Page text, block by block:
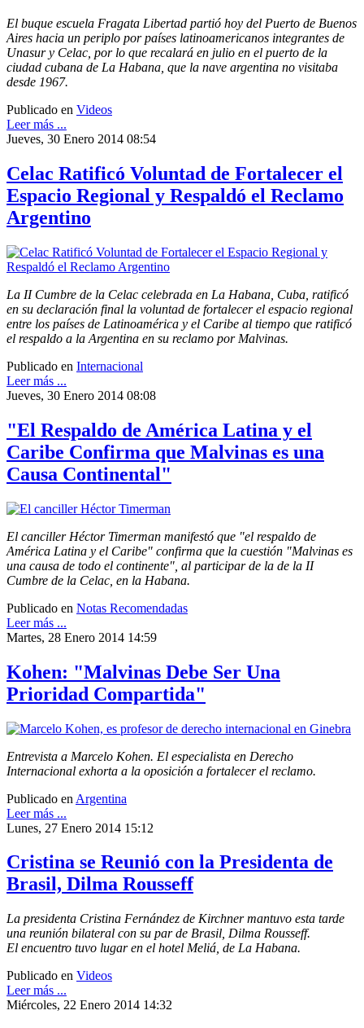
El buque escuela Fragata Libertad partió hoy del Puerto de Buenos
Aires hacia un periplo por países latinoamericanos integrantes de
Unasur y Celac, por lo que recalará en julio en el puerto de la
ciudad cubana de La Habana, que la nave argentina no visitaba
desde 1967.
Publicado en Videos
Leer más ...
Jueves, 30 Enero 2014 08:54
Celac Ratificó Voluntad de Fortalecer el
Espacio Regional y Respaldó el Reclamo
Argentino
La II Cumbre de la Celac celebrada en La Habana, Cuba, ratificó
en su declaración final la voluntad de fortalecer el espacio regional
entre los países de Latinoamérica y el Caribe al tiempo que ratificó
el respaldo a la Argentina en su reclamo por Malvinas.
Publicado en Internacional
Leer más ...
Jueves, 30 Enero 2014 08:08
"El Respaldo de América Latina y el
Caribe Confirma que Malvinas es una
Causa Continental"
El canciller Héctor Timerman manifestó que "el respaldo de
América Latina y el Caribe" confirma que la cuestión "Malvinas es
una causa de todo el continente", al participar de la de la II
Cumbre de la Celac, en la Habana.
Publicado en Notas Recomendadas
Leer más ...
Martes, 28 Enero 2014 14:59
Kohen: "Malvinas Debe Ser Una
Prioridad Compartida"
Entrevista a Marcelo Kohen. El especialista en Derecho
Internacional exhorta a la oposición a fortalecer el reclamo.
Publicado en Argentina
Leer más ...
Lunes, 27 Enero 2014 15:12
Cristina se Reunió con la Presidenta de
Brasil, Dilma Rousseff
La presidenta Cristina Fernández de Kirchner mantuvo esta tarde
una reunión bilateral con su par de Brasil, Dilma Rousseff.
El encuentro tuvo lugar en el hotel Meliá, de La Habana.
Publicado en Videos
Leer más ...
Miércoles, 22 Enero 2014 14:32